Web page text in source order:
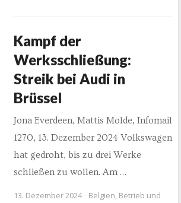
Kampf der
Werksschließung:
Streik bei Audi in
Brüssel
Jona Everdeen, Mattis Molde, Infomail
1270, 13. Dezember 2024 Volkswagen
hat gedroht, bis zu drei Werke
schließen zu wollen. Am …
13. Dezember 2024 Belgien, Betrieb und